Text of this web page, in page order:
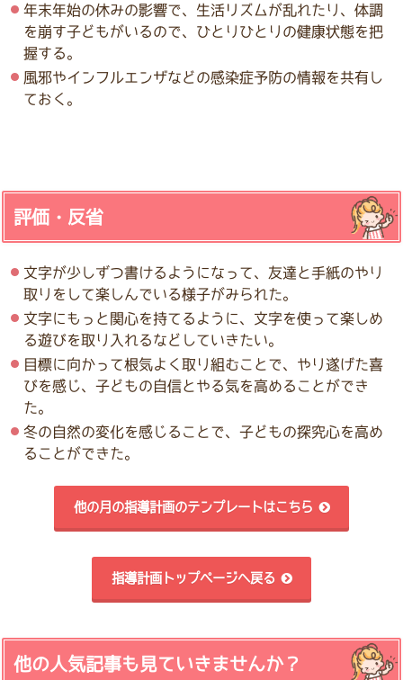
年末年始の休みの影響で、生活リズムが乱れたり、体調
を崩す子どもがいるので、ひとりひとりの健康状態を把
握する。
風邪やインフルエンザなどの感染症予防の情報を共有し
ておく。
評価・反省
文字が少しずつ書けるようになって、友達と手紙のやり
取りをして楽しんでいる様子がみられた。
文字にもっと関心を持てるように、文字を使って楽しめ
る遊びを取り入れるなどしていきたい。
目標に向かって根気よく取り組むことで、やり遂げた喜
びを感じ、子どもの自信とやる気を高めることができ
た。
冬の自然の変化を感じることで、子どもの探究心を高め
ることができた。
他の月の指導計画のテンプレートはこちら
指導計画トップページへ戻る
他の人気記事も見ていきませんか？